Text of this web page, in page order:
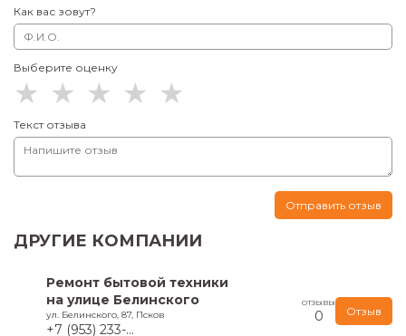
Как вас зовут?
Выберите оценку
Текст отзыва
Отправить отзыв
ДРУГИЕ КОМПАНИИ
Ремонт бытовой техники
на улице Белинского
ул. Белинского, 87, Псков
+7 (953) 233-...
ОТЗЫВЫ
0 Отзыв